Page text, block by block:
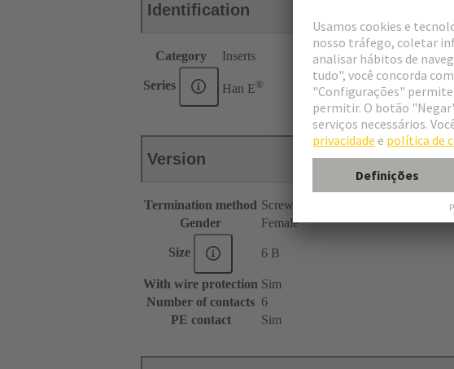
Identification
Category Inserts
Series Han E®
Version
Termination method Screw termination
Gender
Female
Size 6 B
With wire protection Sim
Number of contacts 6
PE contact
Sim